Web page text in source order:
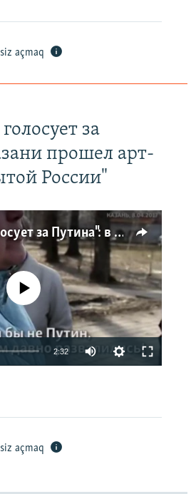
açmaq
за
прошел арт-
России"
"Наш дурдом голосует за Путина": в Казани прошел арт-пикет "Открытой России"
currently available
2:32
açmaq